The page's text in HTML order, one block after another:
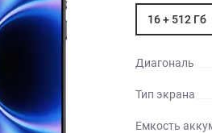
16 + 512 Гб
Диагональ
Тип экрана
Емкость